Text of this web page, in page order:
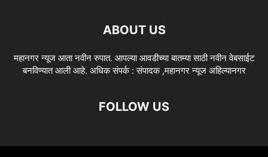
ABOUT US
महानगर न्यूज आता नवीन रुपात. आपल्या आवडीच्या बातम्या साठी नवीन वेबसाईट
बनविण्यात आली आहे. अधिक संपर्क : संपादक ,महानगर न्यूज अहिल्यानगर
FOLLOW US